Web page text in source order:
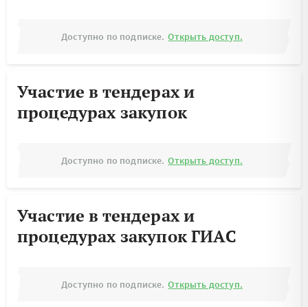
Доступно по подписке. Открыть доступ.
Участие в тендерах и
процедурах закупок
Доступно по подписке. Открыть доступ.
Участие в тендерах и
процедурах закупок ГИАС
Доступно по подписке. Открыть доступ.